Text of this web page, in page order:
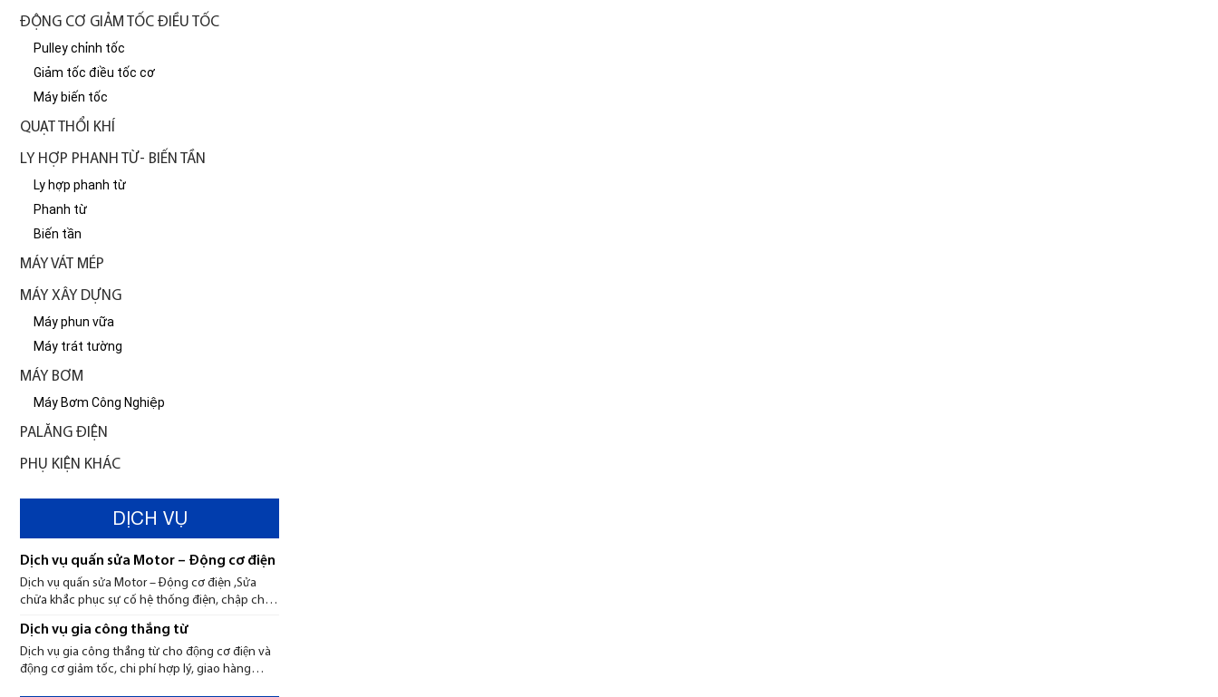
ĐỘNG CƠ GIẢM TỐC ĐIỀU TỐC
Pulley chỉnh tốc
Giảm tốc điều tốc cơ
Máy biến tốc
QUẠT THỔI KHÍ
LY HỢP PHANH TỪ- BIẾN TẦN
Ly hợp phanh từ
Phanh từ
Biến tần
MÁY VÁT MÉP
MÁY XÂY DỰNG
Máy phun vữa
Máy trát tường
MÁY BƠM
Máy Bơm Công Nghiệp
PALĂNG ĐIỆN
PHỤ KIỆN KHÁC
DỊCH VỤ
Dịch vụ quấn sửa Motor – Động cơ điện
Dịch vụ quấn sửa Motor – Động cơ điện ,Sửa
chữa khắc phục sự cố hệ thống điện, chập cháy
lệch pha …
Dịch vụ gia công thắng từ
Dịch vụ gia công thắng từ cho động cơ điện và
động cơ giảm tốc, chi phí hợp lý, giao hàng